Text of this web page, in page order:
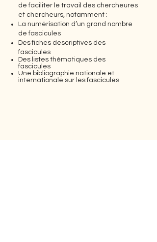
de faciliter le travail des chercheures
et chercheurs, notamment :
La numérisation d’un grand nombre
de fascicules
Des fiches descriptives des
fascicules
Des listes thématiques des
fascicules
Une bibliographie nationale et
internationale sur les fascicules